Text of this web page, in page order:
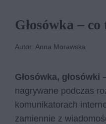
Głosówka – co
Autor: Anna Morawska
Głosówka, głosówki
nagrywane podczas
komunikatorach
zamiennie z